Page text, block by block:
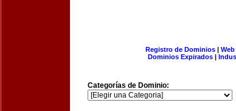
Registro de Dominios|
Dominios Expirados |
Categorías de Dominio: